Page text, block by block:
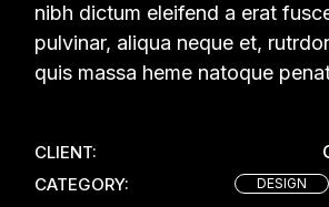
nibh dictum eleifend a erat
pulvinar, aliqua neque et,
quis massa heme natoque
CLIENT:
CATEGORY: DESIGN